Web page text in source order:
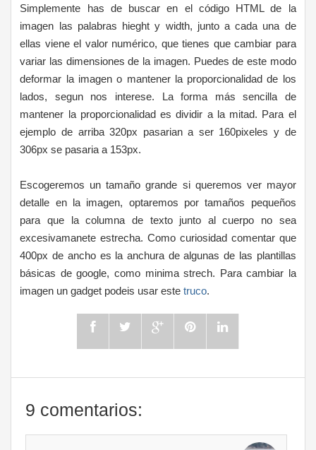
Simplemente has de buscar en el código HTML de la
imagen las palabras hieght y width, junto a cada una de
ellas viene el valor numérico, que tienes que cambiar para
variar las dimensiones de la imagen. Puedes de este modo
deformar la imagen o mantener la proporcionalidad de los
lados, segun nos interese. La forma más sencilla de
mantener la proporcionalidad es dividir a la mitad. Para el
ejemplo de arriba 320px pasarian a ser 160pixeles y de
306px se pasaria a 153px.
Escogeremos un tamaño grande si queremos ver mayor
detalle en la imagen, optaremos por tamaños pequeños
para que la columna de texto junto al cuerpo no sea
excesivamanete estrecha. Como curiosidad comentar que
400px de ancho es la anchura de algunas de las plantillas
básicas de google, como minima strech. Para cambiar la
imagen un gadget podeis usar este truco.
9 comentarios: